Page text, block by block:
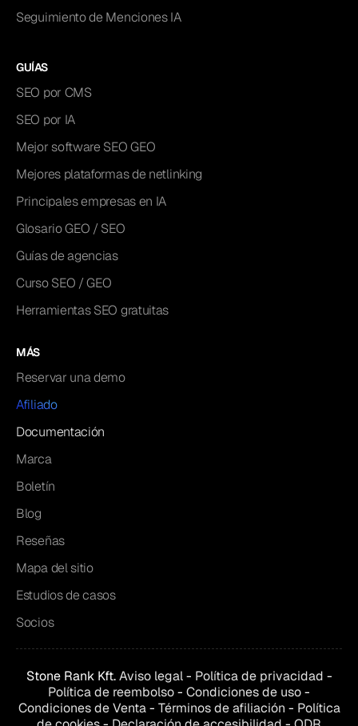
Seguimiento de Menciones IA
GUÍAS
SEO por CMS
SEO por IA
Mejor software SEO GEO
Mejores plataformas de netlinking
Principales empresas en IA
Glosario GEO / SEO
Guías de agencias
Curso SEO / GEO
Herramientas SEO gratuitas
MÁS
Reservar una demo
Afiliado
Documentación
Marca
Boletín
Blog
Reseñas
Mapa del sitio
Estudios de casos
Socios
Stone Rank Kft.Aviso legal- Política de privacidad -
Política de reembolso- Condiciones de uso-
Condiciones deVenta- Términos de afiliación - Política